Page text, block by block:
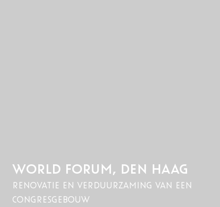
WORLD FORUM, DEN HAAG
renovatie en verduurzaming van een
congresgebouw